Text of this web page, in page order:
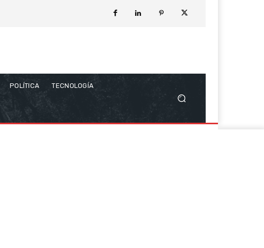
POLÍTICA TECNOLOGÍA